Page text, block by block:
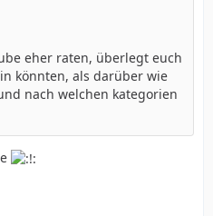
eher raten, überlegt euch
könnten, als darüber wie
nach welchen kategorien